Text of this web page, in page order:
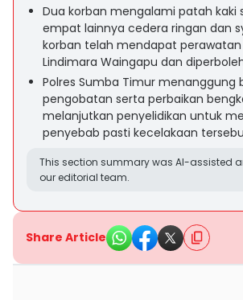
Dua korban mengalami patah kaki
empat lainnya cedera ringan dan
korban telah mendapat perawatan
Lindimara Waingapu dan
Polres Sumba Timur menanggung
pengobatan serta perbaikan
melanjutkan penyelidikan untuk
penyebab pasti kecelakaan
This section summary was AI-assisted
our editorial team.
Share Article